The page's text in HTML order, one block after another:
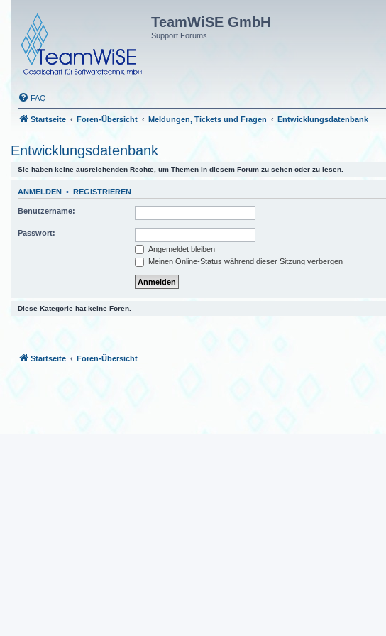
TeamWiSE GmbH
Support Forums
FAQ
Startseite Foren-Übersicht Meldungen, Tickets und Fragen Entwicklungsdatenbank
Entwicklungsdatenbank
Sie haben keine ausreichenden Rechte, um Themen in diesem Forum zu sehen oder zu lesen.
ANMELDEN • REGISTRIEREN
Benutzername:
Passwort:
Angemeldet bleiben
Meinen Online-Status während dieser Sitzung verbergen
Diese Kategorie hat keine Foren.
Startseite Foren-Übersicht